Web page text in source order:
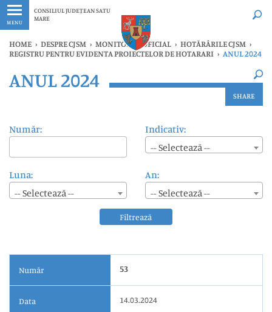
MENU
CONSILIUL JUDEȚEAN SATU
MARE
Ultimele
HOME › DESPRE CJSM › MONITORUL OFICIAL › HOTĂRÂRILE CJSM ›
REGISTRU PENTRU EVIDENTA PROIECTELOR DE HOTARARI › ANUL 2024
Ultimele ×
ANUL 2024
SHARE
Număr:
Indicativ:
-- Selectează --
Luna:
-- Selectează --
An:
-- Selectează --
Filtrează
Număr 53
Data 14.03.2024